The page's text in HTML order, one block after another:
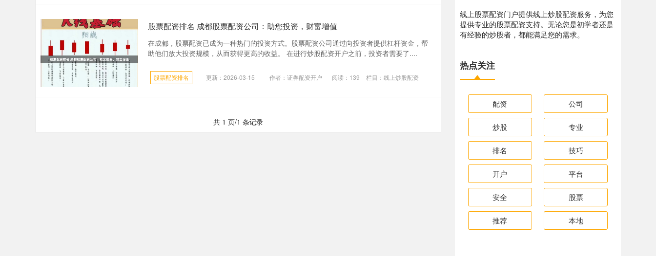
股票配资排名 成都股票配资公司：助您投资，财富增值
在成都，股票配资已成为一种热门的投资方式。股票配资公司通过向投资者提供杠杆资金，帮
助他们放大投资规模，从而获得更高的收益。 在进行炒股配资开户之前，投资者需要了....
股票配资排名 更新：2026-03-15 作者：证券配资开户 阅读： 139 栏目： 线上炒股配资
共 1 页/1 条记录
线上股票配资门户提供线上炒股配资服务，为您
提供专业的股票配资支持。无论您是初学者还是
有经验的炒股者，都能满足您的需求。
热点关注
配资 公司
炒股 专业
排名 技巧
开户 平台
安全 股票
推荐 本地